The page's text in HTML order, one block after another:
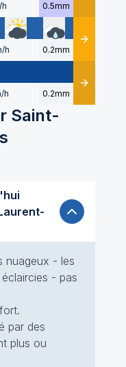
0.5mm
h 0.2mm Détails
h 0.2mm Détails
Saint-
nuageux - les
- pas
par des
plus ou